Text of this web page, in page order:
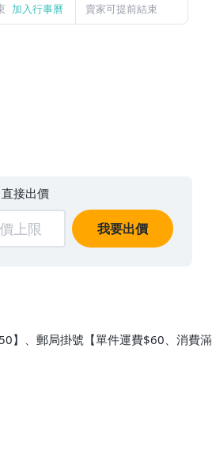
加入行事曆 賣家可提前結束
直接出價
我要出價
】、郵局掛號【單件運費$60、消費